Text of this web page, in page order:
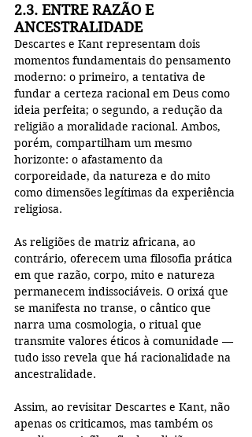
2.3. ENTRE RAZÃO E
ANCESTRALIDADE
Descartes e Kant representam dois
momentos fundamentais do pensamento
moderno: o primeiro, a tentativa de
fundar a certeza racional em Deus como
ideia perfeita; o segundo, a redução da
religião a moralidade racional. Ambos,
porém, compartilham um mesmo
horizonte: o afastamento da
corporeidade, da natureza e do mito
como dimensões legítimas da experiência
religiosa.
As religiões de matriz africana, ao
contrário, oferecem uma filosofia prática
em que razão, corpo, mito e natureza
permanecem indissociáveis. O orixá que
se manifesta no transe, o cântico que
narra uma cosmologia, o ritual que
transmite valores éticos à comunidade —
tudo isso revela que há racionalidade na
ancestralidade.
Assim, ao revisitar Descartes e Kant, não
apenas os criticamos, mas também os